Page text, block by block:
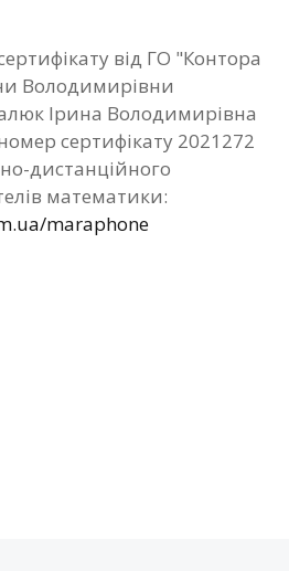
від ГО "Контора
Володимирівни
Ірина Володимирівна
сертифікату 2021272
дистанційного
математики:
maraphone